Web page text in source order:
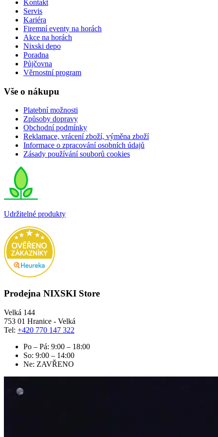
Kontakt
Servis
Kariéra
Firemní eventy na horách
Akce na horách
Nixski depo
Poradna
Půjčovna
Věrnostní program
Vše o nákupu
Platební možnosti
Způsoby dopravy
Obchodní podmínky
Reklamace, vrácení zboží, výměna zboží
Informace o zpracování osobních údajů
Zásady používání souborů cookies
Udržitelné produkty
Prodejna NIXSKI Store
Velká 144
753 01 Hranice - Velká
Tel: +420 770 147 322
Po – Pá: 9:00 – 18:00
So: 9:00 – 14:00
Ne: ZAVŘENO